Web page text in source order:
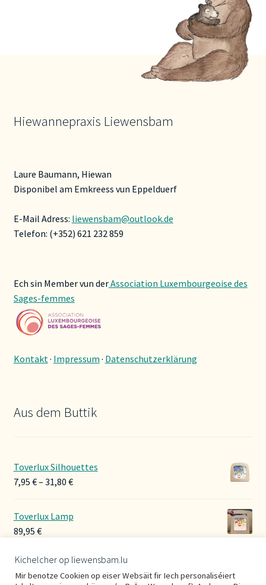
Hiewannepraxis Liewensbam
Laure Baumann, Hiewan
Disponibel am Emkreess vun Eppelduerf
E-Mail Adress: liewensbam@outlook.de
Telefon: (+352) 621 232 859
Ech sin Member vun derAssociation Luxembourgeoise des
Sages-femmes
Kontakt · Impressum · Datenschutzerklärung
Aus dem Buttik
Toverlux Silhouettes
7,95 €– 31,80 €Preisspanne:
Toverlux Lamp
89,95 €
Hoerbänner Wollwalk
29,00€
Kichelcher op liewensbam.lu
Mir benotze Cookien op eiser Websäit fir Iech personaliséiert